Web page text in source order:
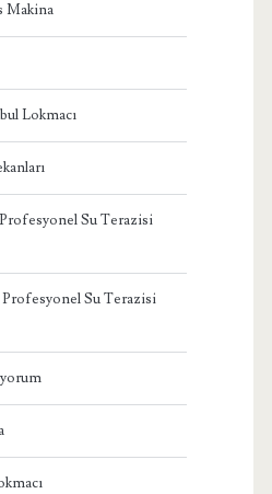
Makina
Lokmacı
Su Terazisi
Su Terazisi